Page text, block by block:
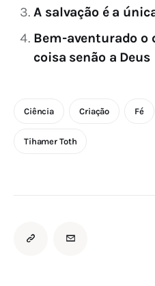
A salvação é a
Bem-aventurado o
coisa senão a Deus
Ciência Criação Fé
Tihamer Toth